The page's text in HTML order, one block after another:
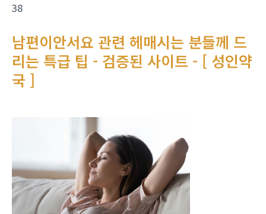
38
남편이안서요 관련 헤매시는 분들께 드
리는 특급 팁 - 검증된 사이트 - [ 성인약
국 ]